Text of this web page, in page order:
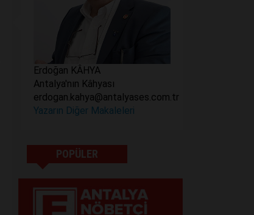
Erdoğan KÂHYA
Antalya'nın Kâhyası
erdogan.kahya@antalyases.com.tr
Yazarın Diğer Makaleleri
POPÜLER